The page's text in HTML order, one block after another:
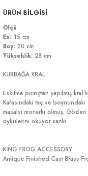
ÜRÜN BİLGİSİ
Ölçü
En: 15 cm
Boy: 20 cm
Yükseklik: 28 cm
KURBAĞA KRAL
Eskitme pirinçten yapılmış kral
Kafasındaki taç ve
masalsı monarkı olmuş.
öykülerini okuyor sanki.
KING FROG ACCESSORY
Antique Finished Cast Brass